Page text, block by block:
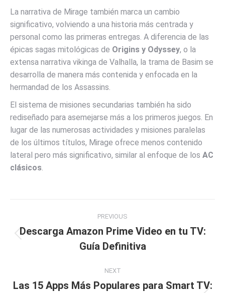
La narrativa de Mirage también marca un cambio
significativo, volviendo a una historia más centrada y
personal como las primeras entregas. A diferencia de las
épicas sagas mitológicas de Origins y Odyssey, o la
extensa narrativa vikinga de Valhalla, la trama de Basim se
desarrolla de manera más contenida y enfocada en la
hermandad de los Assassins.
El sistema de misiones secundarias también ha sido
rediseñado para asemejarse más a los primeros juegos. En
lugar de las numerosas actividades y misiones paralelas
de los últimos títulos, Mirage ofrece menos contenido
lateral pero más significativo, similar al enfoque de los AC
clásicos.
PREVIOUS
post:
Descarga Amazon Prime Video en tu TV:
Guía Definitiva
NEXT
Las 15 Apps Más Populares para Smart TV: